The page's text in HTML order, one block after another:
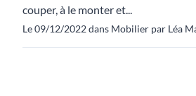
couper, à le monter et...
Le 09/12/2022 dans Mobilier par Léa